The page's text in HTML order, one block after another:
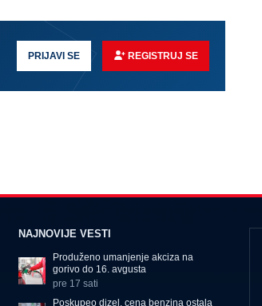
PRIJAVI SE REGISTRUJ SE
NAJNOVIJE VESTI
Produženo umanjenje akciza na
gorivo do 16. avgusta
pre 17 sati
Poskupeo dizel, cena benzina ostala